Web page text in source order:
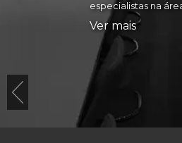
especialistas na
Ver mais